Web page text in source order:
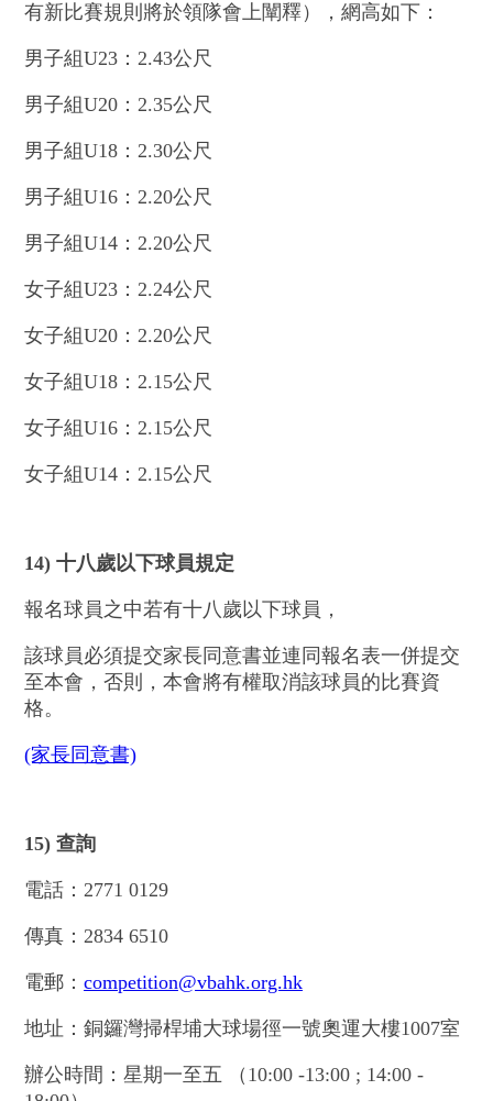
有新比賽規則將於領隊會上闡釋），網高如下：
男子組U23：2.43公尺
男子組U20：2.35公尺
男子組U18：2.30公尺
男子組U16：2.20公尺
男子組U14：2.20公尺
女子組U23：2.24公尺
女子組U20：2.20公尺
女子組U18：2.15公尺
女子組U16：2.15公尺
女子組U14：2.15公尺
14) 十八歲以下球員規定
報名球員之中若有十八歲以下球員，
該球員必須提交家長同意書並連同報名表一併提交
至本會，否則，本會將有權取消該球員的比賽資
格。
(家長同意書)
15) 查詢
電話：2771 0129
傳真：2834 6510
電郵： competition@vbahk.org.hk
地址：銅鑼灣掃桿埔大球場徑一號奧運大樓1007室
辦公時間：星期一至五 （10:00 -13:00 ; 14:00 -